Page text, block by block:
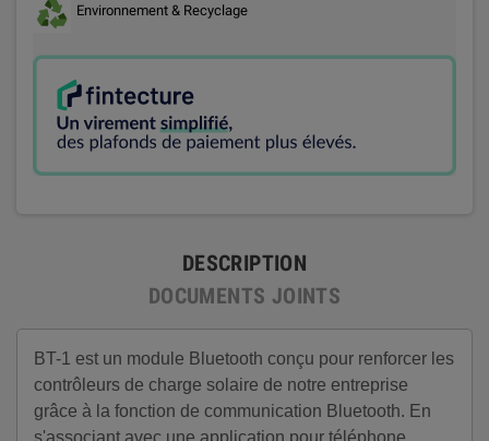
Environnement & Recyclage
DESCRIPTION
DOCUMENTS JOINTS
BT-1 est un module Bluetooth conçu pour renforcer les
contrôleurs de charge solaire de notre entreprise
grâce à la fonction de communication Bluetooth. En